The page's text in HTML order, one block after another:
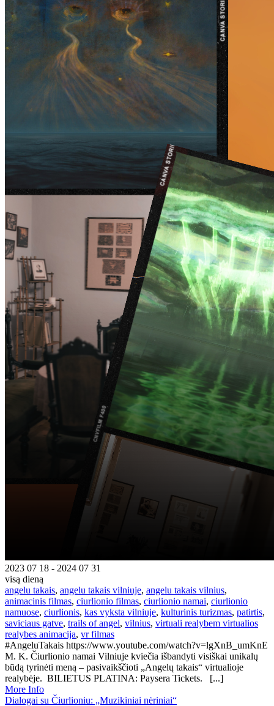
2023 07 18 - 2024 07 31
visą dieną
angelu takais, angelu takais vilniuje, angelu takais vilnius,
animacinis filmas, ciurlionio filmas, ciurlionio namai, ciurlionio
namuose, ciurlionis, kas vyksta vilniuje, kulturinis turizmas, patirtis,
saviciaus gatve, trails of angel, vilnius, virtuali realybem virtualios
realybes animacija, vr filmas
#AngeluTakais https://www.youtube.com/watch?v=lgXnB_umKnE
M. K. Čiurlionio namai Vilniuje kviečia išbandyti visiškai unikalų
būdą tyrinėti meną – pasivaikščioti „Angelų takais“ virtualioje
realybėje. BILIETUS PLATINA: Paysera Tickets. [...]
More Info
Dialogai su Čiurlioniu: „Muzikiniai nėriniai“